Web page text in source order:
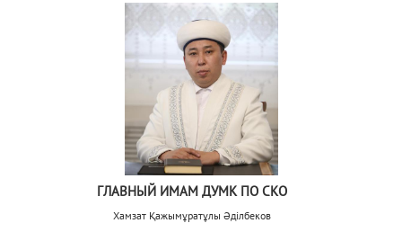
ГЛАВНЫЙ ИМАМ ДУМК ПО СКО
Хамзат Қажымұратұлы Әділбеков